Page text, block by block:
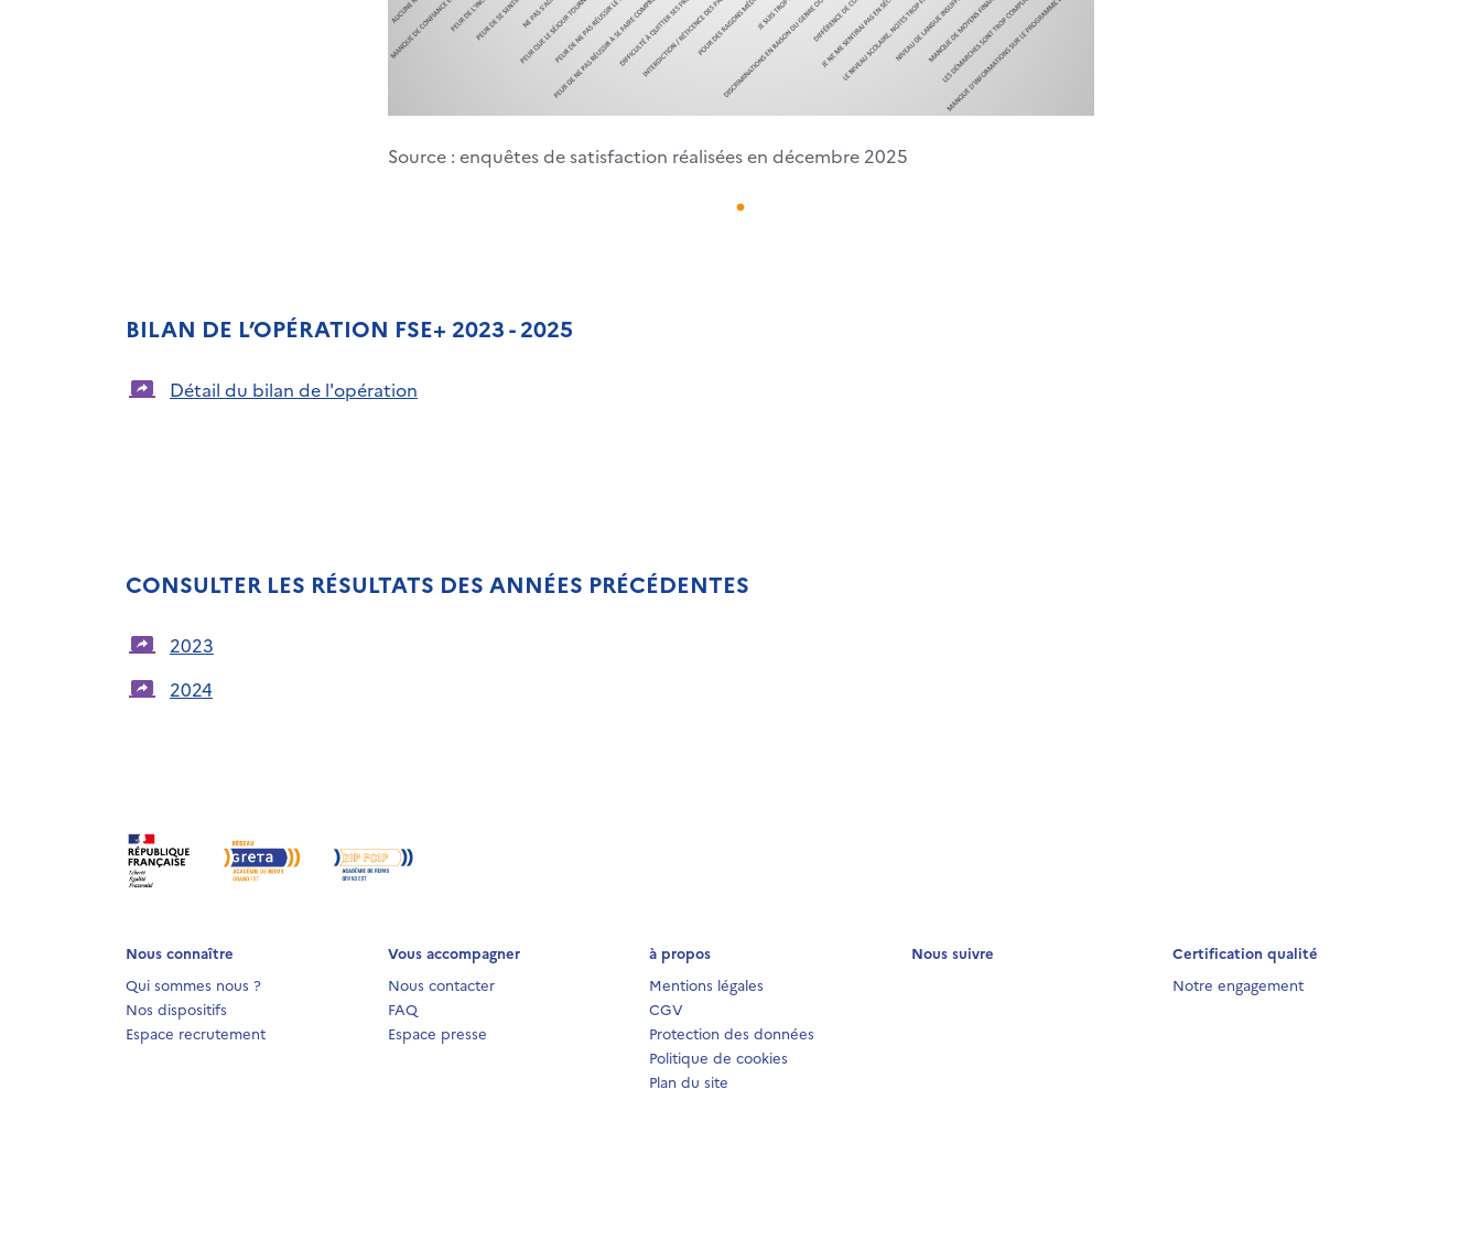
Source : enquêtes de satisfaction réalisées en décembre 2025
BILAN DE L’OPÉRATION FSE+ 2023 - 2025
Détail du bilan de l'opération
CONSULTER LES RÉSULTATS DES ANNÉES PRÉCÉDENTES
2023
2024
Nous connaître
Qui sommes nous ?
Nos dispositifs
Espace recrutement
Vous accompagner
Nous contacter
FAQ
Espace presse
à propos
Mentions légales
CGV
Protection des données
Politique de cookies
Plan du site
Nous suivre
Certification qualité
Notre engagement